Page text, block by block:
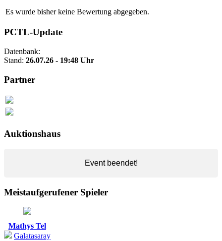
Es wurde bisher keine Bewertung abgegeben.
PCTL-Update
Datenbank:
Stand: 26.07.26 - 19:48 Uhr
Partner
Auktionshaus
Event beendet!
Meistaufgerufener Spieler
Mathys Tel
Galatasaray